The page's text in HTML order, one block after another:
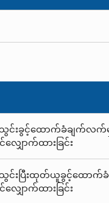
င်းခွင့်ထောက်ခံချက်လက်မှ
လျှောက်ထားခြင်း
းပြီးထုတ်ယူခွင့်ထောက်ခံခ
လျှောက်ထားခြင်း